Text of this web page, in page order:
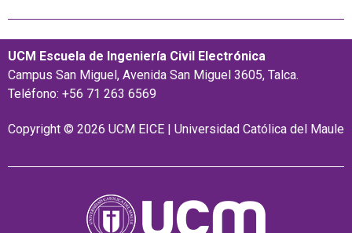
UCM Escuela de Ingeniería Civil Electrónica
Campus San Miguel, Avenida San Miguel 3605, Talca.
Teléfono: +56 71 263 6569
Copyright © 2026 UCM EICE | Universidad Católica del Maule